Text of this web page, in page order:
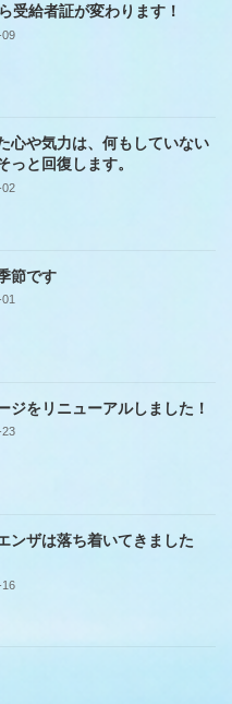
受給者証が変わります！
09
心や気力は、何もしていない
っと回復します。
02
節です
ジをリニューアルしました！
23
ンザは落ち着いてきました
16